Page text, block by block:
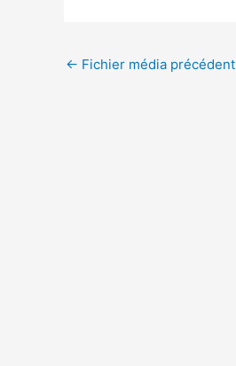
← Fichier média précédent